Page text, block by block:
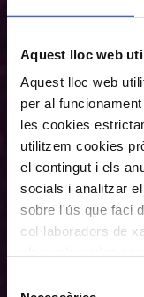
Aquest lloc web
Aquest lloc web
per al
les cookies
utilitzem cookies
el contingut i els
socials i analitzar
sobre l'ús que faci
col·laboradors de